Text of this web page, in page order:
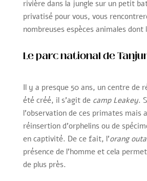
rivière dans la jungle sur un petit
privatisé pour vous, vous
nombreuses espèces animales dont
Le parc national de
Il y a presque 50 ans, un centre de
été créé, il s’agit de camp Leakey.
l’observation de ces primates mais
réinsertion d’orphelins ou de
en captivité. De ce fait, l’orang
présence de l’homme et cela
de plus près.